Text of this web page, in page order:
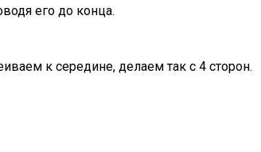
его до конца.
к середине, делаем так с 4 сторон.